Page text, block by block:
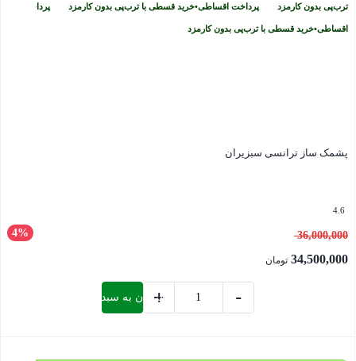
ترب‌پی بدون کارمزد پرداخت اقساطی•خرید قسطی با ترب‌پی بدون کارمزد پرداخت
اقساطی•خرید قسطی با ترب‌پی بدون کارمزد
پشمک ساز ترانسی سبزیران
4.6
4% 36,000,000 قیمت
اصلی:34,500,000 تومان
-
+
افزودن به سبد خرید